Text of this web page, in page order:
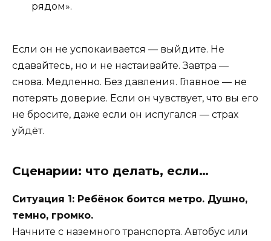
рядом».
Если он не успокаивается — выйдите. Не
сдавайтесь, но и не настаивайте. Завтра —
снова. Медленно. Без давления. Главное — не
потерять доверие. Если он чувствует, что вы его
не бросите, даже если он испугался — страх
уйдёт.
Сценарии: что делать, если…
Ситуация 1: Ребёнок боится метро. Душно,
темно, громко.
Начните с наземного транспорта. Автобус или